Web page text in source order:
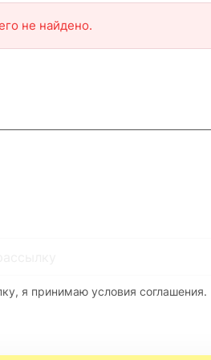
не найдено.
я принимаю условия соглашения.